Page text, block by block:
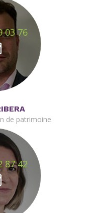
03 76
de patrimoine
87 42